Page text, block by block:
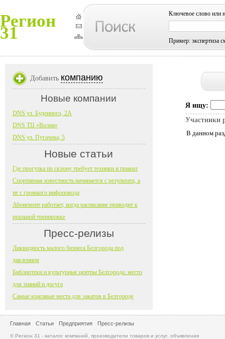
Регион
31
Ключевое слово или
Пример: экспертиза
Я ищу:
Участники
В данном
Добавить компанию
Новые компании
DNS ул. Буденного, 2А
DNS ТЦ «Волна»
DNS ул. Пугачева, 5
Новые статьи
Где прогулка по склону требует техники и правил
Спортивная известность начинается с результата, а
не с громкого инфоповода
Абонемент работает, когда расписание приводит к
реальной тренировке
Пресс-релизы
Ликвидность малого бизнеса Белгорода под
давлением
Библиотеки и культурные центры Белгорода: место
для знаний и досуга
Самые красивые места для закатов в Белгороде
Главная Статьи Предприятия Пресс-релизы
© Регион 31 - каталог компаний, производители товаров и услуг, объявления